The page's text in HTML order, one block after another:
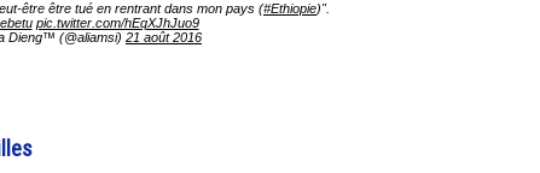
être être tué en rentrant dans mon pays (#Ethiopie)".
pic.twitter.com/hEqXJhJuo9
Dieng™ (@aliamsi) 21 août 2016